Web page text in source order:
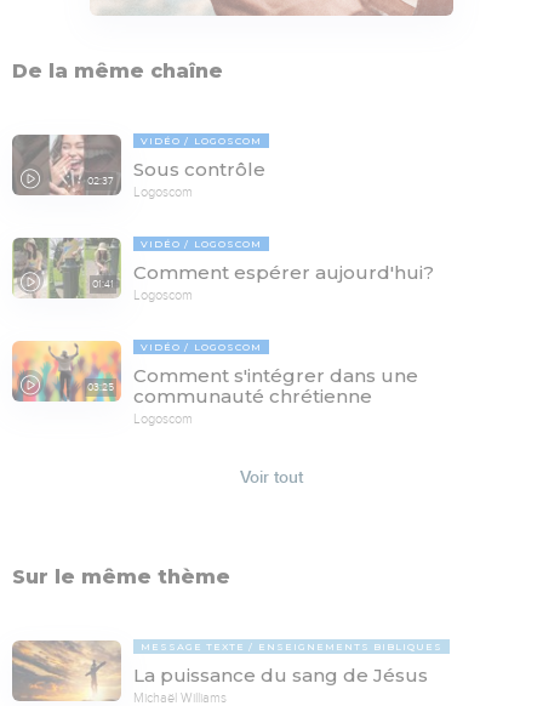
De la même chaîne
02:37
VIDÉO LOGOSCOM
Sous contrôle
Logoscom
01:41
VIDÉO LOGOSCOM
Comment espérer aujourd'hui?
Logoscom
03:25
VIDÉO LOGOSCOM
Comment s'intégrer dans une
communauté chrétienne
Logoscom
Voir tout
Sur le même thème
MESSAGE TEXTE ENSEIGNEMENTS BIBLIQUES
La puissance du sang de Jésus
Michaël Williams